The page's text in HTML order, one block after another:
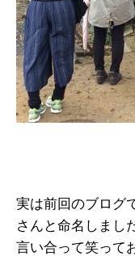
実は前回のブログ
さんと命名しまし
言い合って笑って